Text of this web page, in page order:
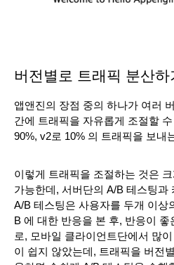
버전별로 트래픽 분산하
앱앤진의 장점 중의 하나가 여러
간에 트래픽을 자유롭게 조절할
90%, v2로 10% 의 트래픽을 보내
이렇게 트래픽을 조절하는 것은
가능한데, 서버단의 A/B 테스팅과
A/B 테스팅은 사용자를 두개 이상
B 에 대한 반응을 본 후, 반응이
로, 모바일 클라이언트단에서 많
이 쉽지 않았는데, 트래픽을 버전